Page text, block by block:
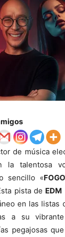
de música
la talentosa
sencillo «FOGO
pista de EDM
en las listas
a su
pegajosas